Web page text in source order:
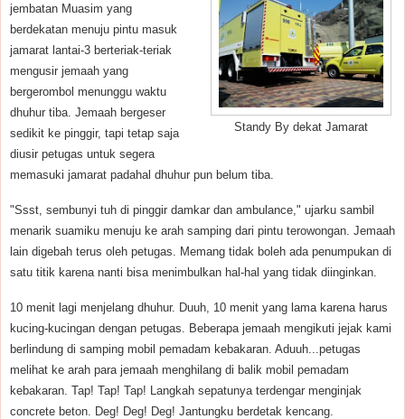
Standy By dekat Jamarat
jembatan Muasim yang
berdekatan menuju pintu masuk
jamarat lantai-3 berteriak-teriak
mengusir jemaah yang
bergerombol menunggu waktu
dhuhur tiba. Jemaah bergeser
sedikit ke pinggir, tapi tetap saja
diusir petugas untuk segera
memasuki jamarat padahal dhuhur pun belum tiba.
"Ssst, sembunyi tuh di pinggir damkar dan ambulance," ujarku sambil
menarik suamiku menuju ke arah samping dari pintu terowongan. Jemaah
lain digebah terus oleh petugas. Memang tidak boleh ada penumpukan di
satu titik karena nanti bisa menimbulkan hal-hal yang tidak diinginkan.
10 menit lagi menjelang dhuhur. Duuh, 10 menit yang lama karena harus
kucing-kucingan dengan petugas. Beberapa jemaah mengikuti jejak kami
berlindung di samping mobil pemadam kebakaran. Aduuh...petugas
melihat ke arah para jemaah menghilang di balik mobil pemadam
kebakaran. Tap! Tap! Tap! Langkah sepatunya terdengar menginjak
concrete beton. Deg! Deg! Deg! Jantungku berdetak kencang.